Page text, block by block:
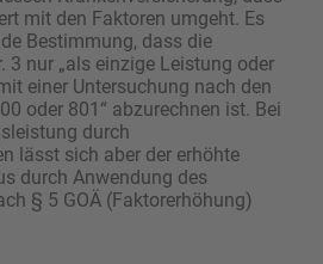
mit den Faktoren umgeht. Es
Bestimmung, dass die
3 nur „als einzige Leistung oder
einer Untersuchung nach den
oder 801“ abzurechnen ist. Bei
durch
lässt sich aber der erhöhte
durch Anwendung des
§ 5 GOÄ (Faktorerhöhung)